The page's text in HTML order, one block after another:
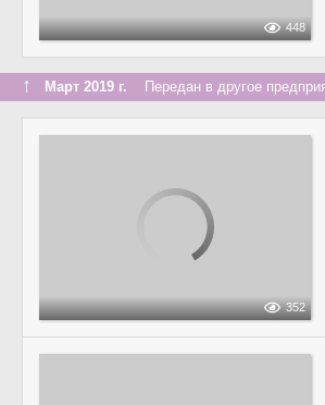
448
↑ Март 2019 г. Передан в другое
352